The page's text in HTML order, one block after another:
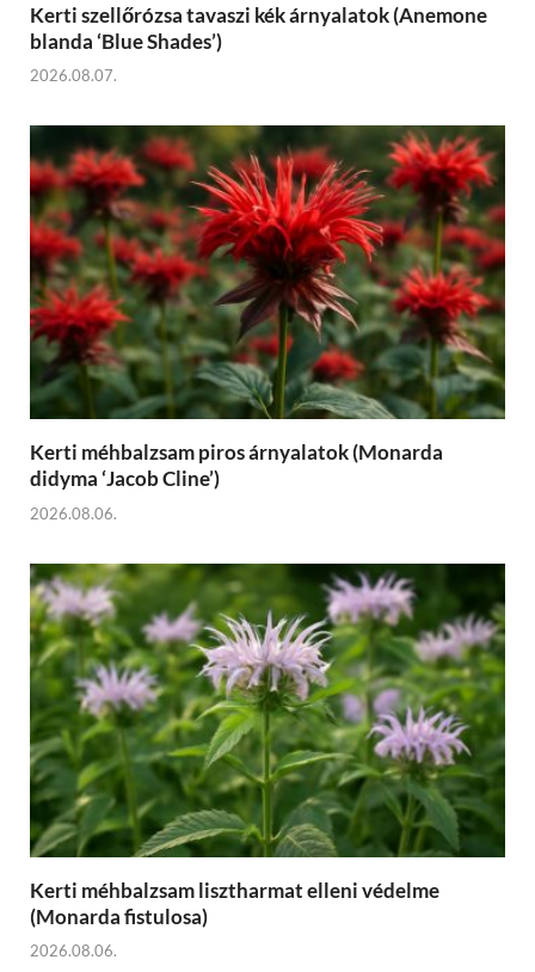
Kerti szellőrózsa tavaszi kék árnyalatok (Anemone
blanda ‘Blue Shades’)
2026.08.07.
Kerti méhbalzsam piros árnyalatok (Monarda
didyma ‘Jacob Cline’)
2026.08.06.
Kerti méhbalzsam lisztharmat elleni védelme
(Monarda fistulosa)
2026.08.06.